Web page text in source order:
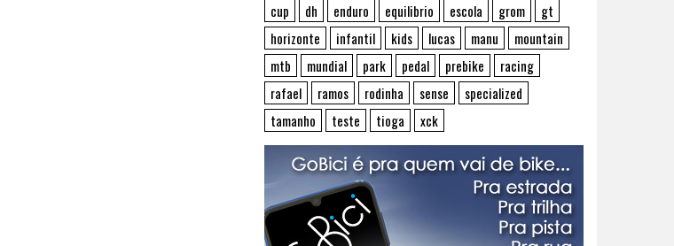
cup
dh enduro equilibrio escola grom
gt
horizonte
infantil kids lucas manu
mountain
mtb
mundial park pedal prebike
racing
rafael
ramos rodinha sense
specialized
tamanho
teste tioga xck